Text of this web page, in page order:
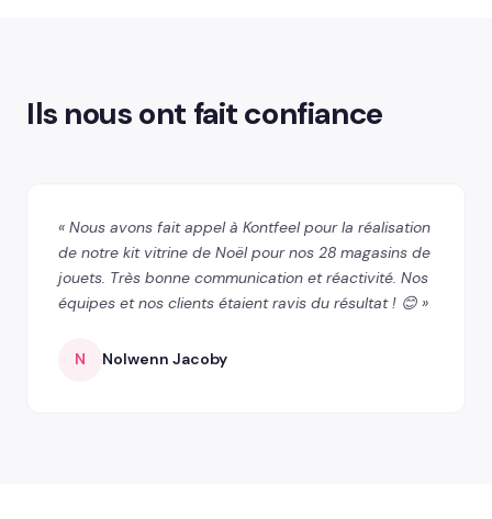
Ils nous ont fait confiance
« Nous avons fait appel à Kontfeel pour la réalisation
de notre kit vitrine de Noël pour nos 28 magasins de
jouets. Très bonne communication et réactivité. Nos
équipes et nos clients étaient ravis du résultat ! 😊 »
N Nolwenn Jacoby